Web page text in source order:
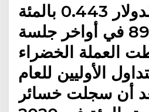
ونزل مؤشر الدولار 0.443 بالمئة
إلى 89.480 في أواخر جلسة
العملة الخضراء
الأوليين للعام
أن سجلت خسائر